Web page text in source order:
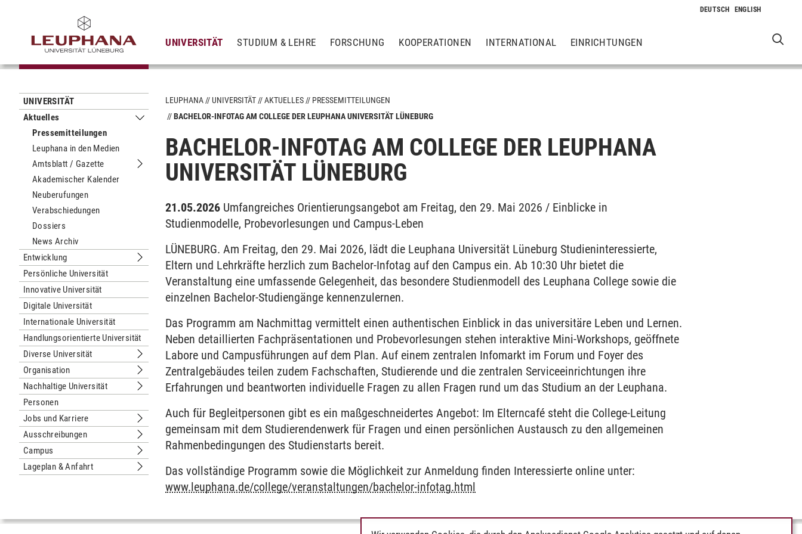
UNIVERSITÄT STUDIUM & LEHRE FORSCHUNG KOOPERATIONEN INTERNATIONAL EINRICHTUNGEN
UNIVERSITÄT
Aktuelles
Untermenu Aktuelles
Pressemitteilungen
Leuphana in den Medien
Amtsblatt / Gazette
Untermenu Amtsblatt / Gazette
Akademischer Kalender
Neuberufungen
Verabschiedungen
Dossiers
News Archiv
Entwicklung
Untermenu Entwicklung
Persönliche Universität
Innovative Universität
Digitale Universität
Internationale Universität
Handlungsorientierte Universität
Diverse Universität
Untermenu Diverse Universität
Organisation
Untermenu Organisation
Nachhaltige Universität
Untermenu Nachhaltige Universität
Personen
Jobs und Karriere
Untermenu Jobs und Karriere
Ausschreibungen
Untermenu Ausschreibungen
Campus
Untermenu Campus
Lageplan & Anfahrt
Untermenu Lageplan & Anfahrt
LEUPHANA UNIVERSITÄT AKTUELLES
PRESSEMITTEILUNGEN
BACHELOR-INFOTAG AM COLLEGE DER LEUPHANA UNIVERSITÄT LÜNEBURG
BACHELOR-INFOTAG AM COLLEGE DER LEUPHANA
UNIVERSITÄT LÜNEBURG
21.05.2026 Umfangreiches Orientierungsangebot am Freitag, den 29. Mai 2026 / Einblicke in
Studienmodelle, Probevorlesungen und Campus-Leben
LÜNEBURG. Am Freitag, den 29. Mai 2026, lädt die Leuphana Universität Lüneburg Studieninteressierte,
Eltern und Lehrkräfte herzlich zum Bachelor-Infotag auf den Campus ein. Ab 10:30 Uhr bietet die
Veranstaltung eine umfassende Gelegenheit, das besondere Studienmodell des Leuphana College sowie die
einzelnen Bachelor-Studiengänge kennenzulernen.
Das Programm am Nachmittag vermittelt einen authentischen Einblick in das universitäre Leben und Lernen.
Neben detaillierten Fachpräsentationen und Probevorlesungen stehen interaktive Mini-Workshops, geöffnete
Labore und Campusführungen auf dem Plan. Auf einem zentralen Infomarkt im Forum und Foyer des
Zentralgebäudes teilen zudem Fachschaften, Studierende und die zentralen Serviceeinrichtungen ihre
Erfahrungen und beantworten individuelle Fragen zu allen Fragen rund um das Studium an der Leuphana.
Auch für Begleitpersonen gibt es ein maßgeschneidertes Angebot: Im Elterncafé steht die College-Leitung
gemeinsam mit dem Studierendenwerk für Fragen und einen persönlichen Austausch zu den allgemeinen
Rahmenbedingungen des Studienstarts bereit.
Das vollständige Programm sowie die Möglichkeit zur Anmeldung finden Interessierte online unter:
www.leuphana.de/college/veranstaltungen/bachelor-infotag.html